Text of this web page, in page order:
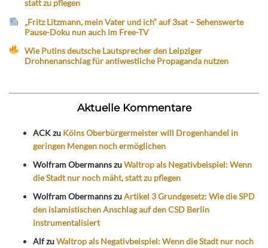
statt zu pflegen
„Fritz Litzmann, mein Vater und ich“ auf 3sat – Sehenswerte
Pause-Doku nun auch im Free-TV
Wie Putins deutsche Lautsprecher den Leipziger
Drohnenanschlag für antiwestliche Propaganda nutzen
Aktuelle Kommentare
ACKzu Kölns Oberbürgermeister will Drogenhandel in
geringen Mengen noch ermöglichen
Wolfram ObermannszuWaltrop als Negativbeispiel: Wenn
die Stadt nur noch mäht, statt zu pflegen
Wolfram ObermannszuArtikel 3 Grundgesetz: Wie die SPD
den islamistischen Anschlag auf den CSD Berlin
instrumentalisiert
AlfzuWaltrop als Negativbeispiel: Wenn die Stadt nur noch